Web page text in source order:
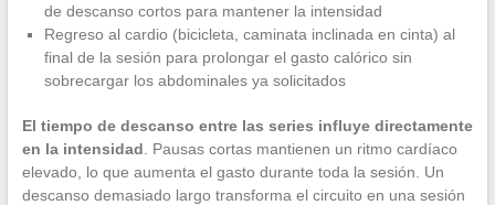
de descanso cortos para mantener la intensidad
Regreso al cardio (bicicleta, caminata inclinada en cinta) al
final de la sesión para prolongar el gasto calórico sin
sobrecargar los abdominales ya solicitados
El tiempo de descanso entre las series influye directamente
en la intensidad . Pausas cortas mantienen un ritmo cardíaco
elevado, lo que aumenta el gasto durante toda la sesión. Un
descanso demasiado largo transforma el circuito en una sesión